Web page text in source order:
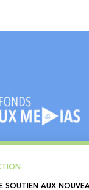
SOUTIEN AUX